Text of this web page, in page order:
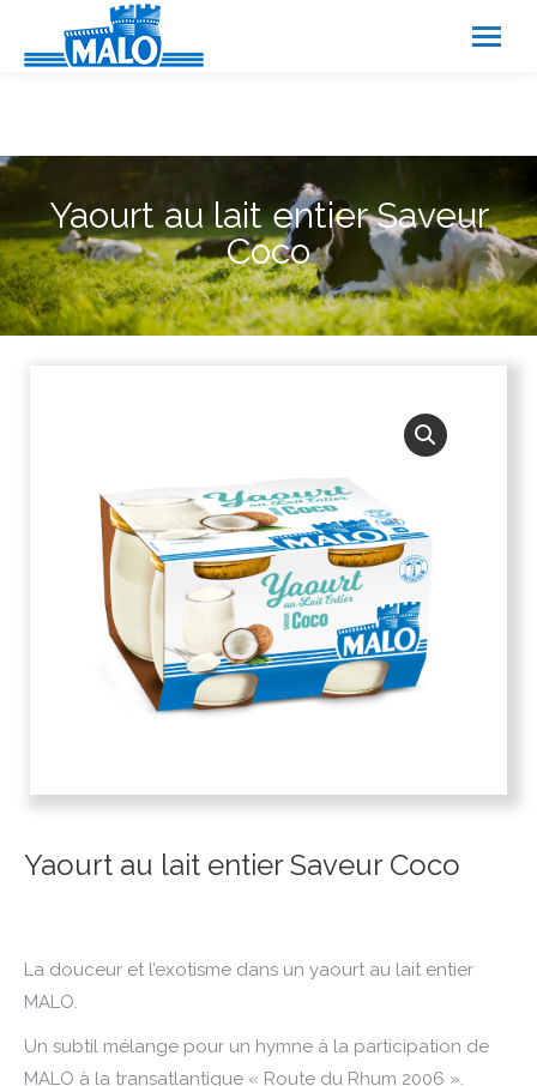
Panneau de gestion des cookies
Yaourt au lait entier Saveur
Coco
Yaourt au lait entier Saveur Coco
La douceur et l’exotisme dans un yaourt au lait entier
MALO.
Un subtil mélange pour un hymne à la participation de
MALO à la transatlantique « Route du Rhum 2006 ».